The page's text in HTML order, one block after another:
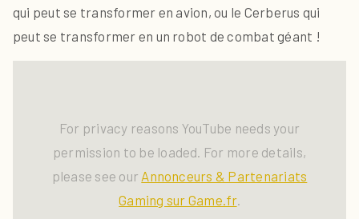
qui peut se transformer en avion, ou le Cerberus qui
peut se transformer en un robot de combat géant !
For privacy reasons YouTube needs your
permission to be loaded. For more details,
please see our Annonceurs & Partenariats
Gaming sur Game.fr.